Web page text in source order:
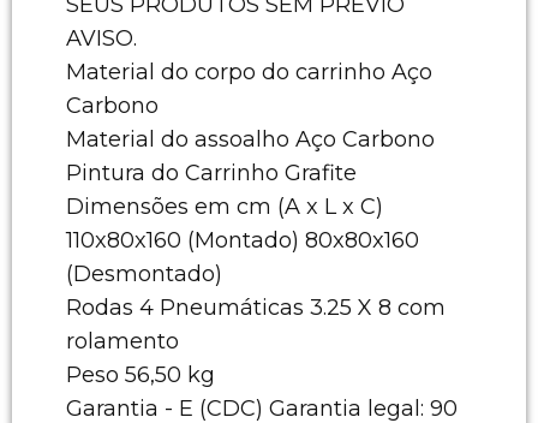
AVISO.
Material do corpo do carrinho Aço
Carbono
Material do assoalho Aço Carbono
Pintura do Carrinho Grafite
Dimensões em cm (A x L x C)
110x80x160 (Montado) 80x80x160
(Desmontado)
Rodas 4 Pneumáticas 3.25 X 8 com
rolamento
Peso 56,50 kg
Garantia - E (CDC) Garantia legal: 90